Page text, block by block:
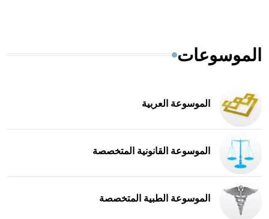
الموسوعات
الموسوعة العربية
الموسوعة القانونية المتخصصة
الموسوعة الطبية المتخصصة